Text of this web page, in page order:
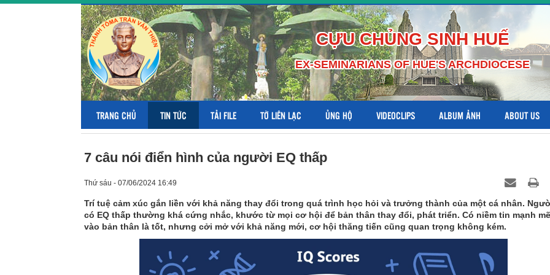
CỰU CHỦNG SINH HUẾ
EX-SEMINARIANS OF HUE'S ARCHDIOCESE
TRANG CHỦ TIN TỨC TẢI FILE TỜ LIÊN LẠC ỦNG HỘ VIDEOCLIPS ALBUM ẢNH ABOUT US
7 câu nói điển hình của người EQ thấp
Thứ sáu - 07/06/2024 16:49
Trí tuệ cảm xúc gắn liền với khả năng thay đổi trong quá trình học hỏi và trưởng thành của một cá nhân.
có EQ thấp thường khá cứng nhắc, khước từ mọi cơ hội để bản thân thay đổi, phát triển. Có niềm tin mạnh mẽ
vào bản thân là tốt, nhưng cởi mở với khả năng mới, cơ hội thăng tiến cũng quan trọng không kém.